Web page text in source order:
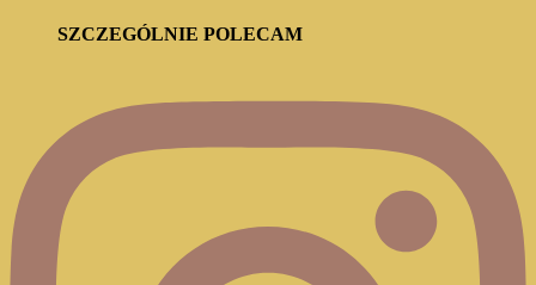
SZCZEGÓLNIE POLECAM